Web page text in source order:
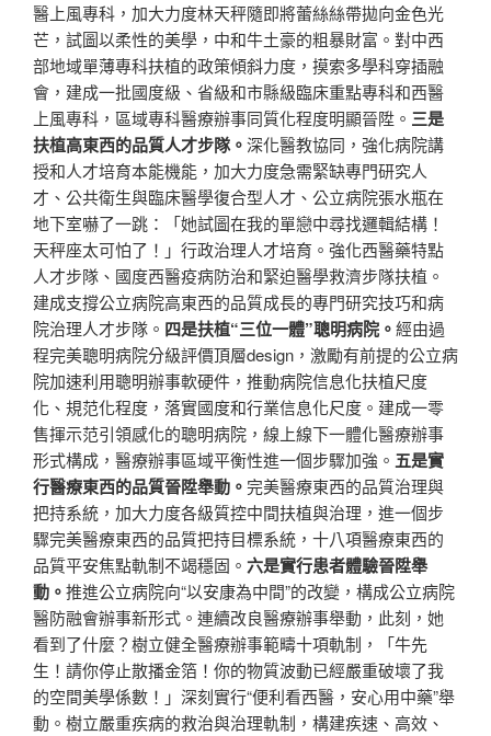
醫上風專科，加大力度林天秤隨即將蕾絲絲帶拋向金色光
芒，試圖以柔性的美學，中和牛土豪的粗暴財富。對中西
部地域單薄專科扶植的政策傾斜力度，摸索多學科穿插融
會，建成一批國度級、省級和市縣級臨床重點專科和西醫
上風專科，區域專科醫療辦事同質化程度明顯晉陞。 三是
扶植高東西的品質人才步隊。深化醫教協同，強化病院講
授和人才培育本能機能，加大力度急需緊缺專門研究人
才、公共衛生與臨床醫學復合型人才、公立病院張水瓶在
地下室嚇了一跳：「她試圖在我的單戀中尋找邏輯結構！
天秤座太可怕了！」行政治理人才培育。強化西醫藥特點
人才步隊、國度西醫疫病防治和緊迫醫學救濟步隊扶植。
建成支撐公立病院高東西的品質成長的專門研究技巧和病
院治理人才步隊。 四是扶植“三位一體”聰明病院。經由過
程完美聰明病院分級評價頂層design，激勵有前提的公立病
院加速利用聰明辦事軟硬件，推動病院信息化扶植尺度
化、規范化程度，落實國度和行業信息化尺度。建成一零
售揮示范引領感化的聰明病院，線上線下一體化醫療辦事
形式構成，醫療辦事區域平衡性進一個步驟加強。 五是實
行醫療東西的品質晉陞舉動。完美醫療東西的品質治理與
把持系統，加大力度各級質控中間扶植與治理，進一個步
驟完美醫療東西的品質把持目標系統，十八項醫療東西的
品質平安焦點軌制不竭穩固。 六是實行患者體驗晉陞舉
動。推進公立病院向“以安康為中間”的改變，構成公立病院
醫防融會辦事新形式。連續改良醫療辦事舉動，此刻，她
看到了什麼？樹立健全醫療辦事範疇十項軌制，「牛先
生！請你停止散播金箔！你的物質波動已經嚴重破壞了我
的空間美學係數！」深刻實行“便利看西醫，安心用中藥”舉
動。樹立嚴重疾病的救治與治理軌制，構建疾速、高效、